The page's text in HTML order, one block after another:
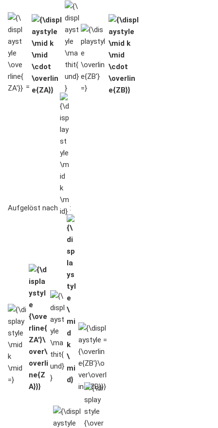
\overline{ZA'}}
=
{\displaystyle
\mid k \mid
\cdot
\overline{ZA}}
{\displaystyle
\mathit{und}}\overline{ZB'}
=}
\mid k \mid
\cdot
\overline{ZB}}
Aufgelöst nach
{\displaystyle
\mid k \mid}
:
{\displaystyle
{\overline{ZA'}\over\overline{ZA}}}
{\displaystyle
\mathit{und}}
{\displaystyle
\mid k \mid}
{\displaystyle
{\overline{ZA'}\over\overline{ZA}}
=}
{\displaystyle
{\overline{ZB'}\over\overline{ZB}}}